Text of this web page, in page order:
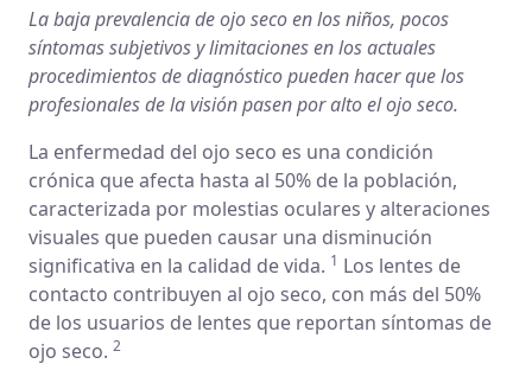
La baja prevalencia de ojo seco en los niños, pocos
síntomas subjetivos y limitaciones en los actuales
procedimientos de diagnóstico pueden hacer que los
profesionales de la visión pasen por alto el ojo seco.
La enfermedad del ojo seco es una condición
crónica que afecta hasta al 50% de la población,
caracterizada por molestias oculares y alteraciones
visuales que pueden causar una disminución
significativa en la calidad de vida. 1 Los lentes de
contacto contribuyen al ojo seco, con más del 50%
de los usuarios de lentes que reportan síntomas de
ojo seco. 2